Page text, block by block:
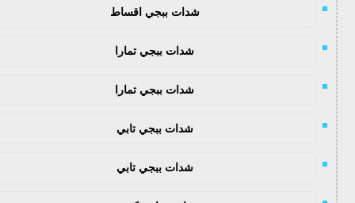
شدات ببجي اقساط
شدات ببجي تمارا
شدات ببجي تمارا
شدات ببجي تابي
شدات ببجي تابي